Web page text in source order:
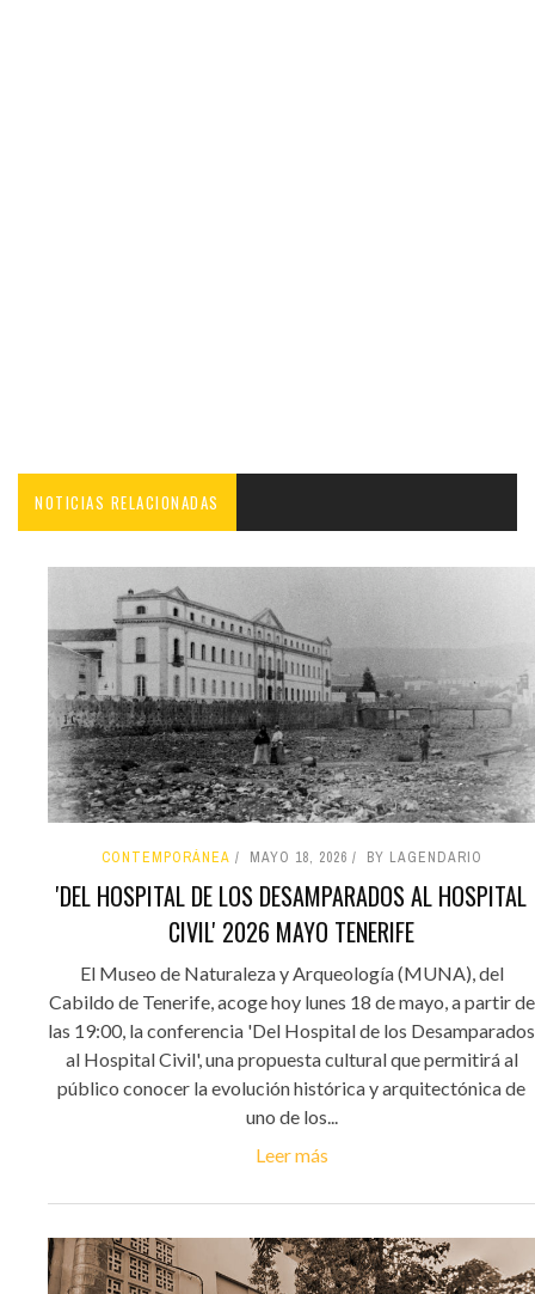
NOTICIAS RELACIONADAS
CONTEMPORÁNEA MAYO 18, 2026 BY LAGENDARIO
'DEL HOSPITAL DE LOS DESAMPARADOS AL HOSPITAL
CIVIL' 2026 MAYO TENERIFE
El Museo de Naturaleza y Arqueología (MUNA), del
Cabildo de Tenerife, acoge hoy lunes 18 de mayo, a partir de
las 19:00, la conferencia 'Del Hospital de los Desamparados
al Hospital Civil', una propuesta cultural que permitirá al
público conocer la evolución histórica y arquitectónica de
uno de los...
Leer más